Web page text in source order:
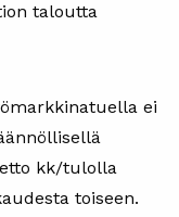
taloutta
ei
kk/tulolla
toiseen.